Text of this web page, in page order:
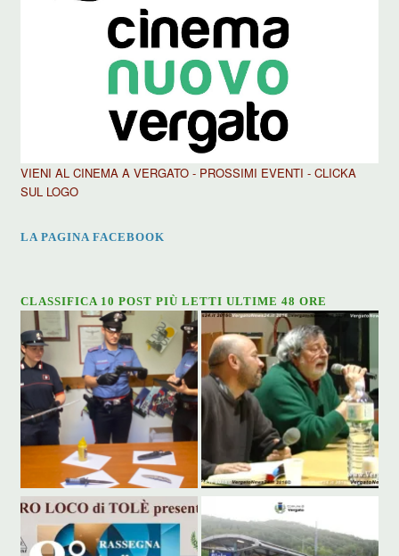
VIENI AL CINEMA A VERGATO - PROSSIMI EVENTI - CLICKA
SUL LOGO
LA PAGINA FACEBOOK
CLASSIFICA 10 POST PIÙ LETTI ULTIME 48 ORE